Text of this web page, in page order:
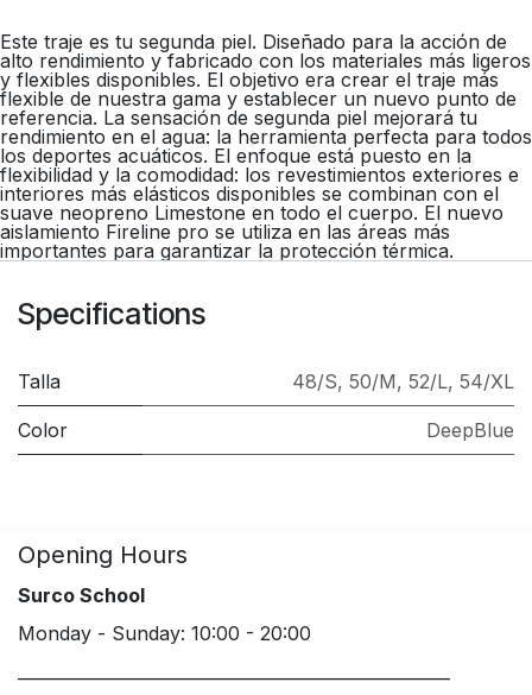
Este traje es tu segunda piel. Diseñado para la acción de
alto rendimiento y fabricado con los materiales más ligeros
y flexibles disponibles. El objetivo era crear el traje más
flexible de nuestra gama y establecer un nuevo punto de
referencia. La sensación de segunda piel mejorará tu
rendimiento en el agua: la herramienta perfecta para todos
los deportes acuáticos. El enfoque está puesto en la
flexibilidad y la comodidad: los revestimientos exteriores e
interiores más elásticos disponibles se combinan con el
suave neopreno Limestone en todo el cuerpo. El nuevo
aislamiento Fireline pro se utiliza en las áreas más
importantes para garantizar la protección térmica.
Specifications
Talla 48/S, 50/M, 52/L, 54/XL
Color DeepBlue
Opening Hours
Surco School
Monday - Sunday: 10:00 - 20:00